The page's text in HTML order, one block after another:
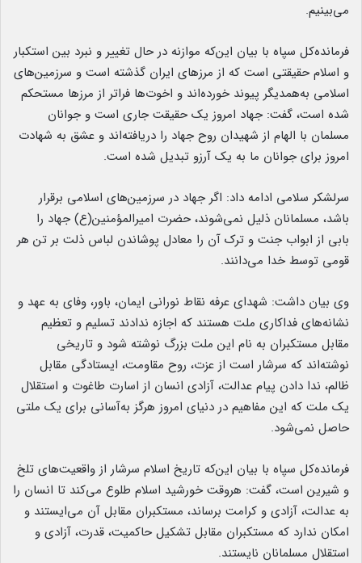
می‌بینیم.
فرمانده‌کل سپاه با بیان این‌که موازنه در حال تغییر و نبرد بین استکبار
و اسلام حقیقتی است که از مرزهای ایران گذشته است و سرزمین‌های
اسلامی به‌همدیگر پیوند خورده‌اند و اخوت‌ها فراتر از مرزها مستحکم
شده است، گفت: جهاد امروز یک حقیقت جاری است و جوانان
مسلمان با الهام از شهیدان روح جهاد را دریافته‌اند و عشق به شهادت
امروز برای جوانان ما به یک آرزو تبدیل شده است.
سرلشکر سلامی ادامه داد: اگر جهاد در سرزمین‌های اسلامی برقرار
باشد، مسلمانان ذلیل نمی‌شوند، حضرت امیرالمؤمنین(ع) جهاد را
بابی از ابواب جنت و ترک آن را معادل پوشاندن لباس ذلت بر تن هر
قومی توسط خدا می‌دانند.
وی بیان داشت: شهدای عرفه نقاط نورانی ایمان، باور، وفای به عهد و
نشانه‌های فداکاری ملت هستند که اجازه ندادند تسلیم و تعظیم
مقابل مستکبران به نام این ملت بزرگ نوشته شود و تاریخی
نوشته‌اند که سرشار است از عزت، روح مقاومت، ایستادگی مقابل
ظالم، ندا دادن پیام عدالت، آزادی انسان از اسارت طاغوت و استقلال
یک ملت که این مفاهیم در دنیای امروز هرگز به‌آسانی برای یک ملتی
حاصل نمی‌شود.
فرمانده‌کل سپاه با بیان این‌که تاریخ اسلام سرشار از واقعیت‌های تلخ
و شیرین است، گفت: هروقت خورشید اسلام طلوع می‌کند تا انسان را
به عدالت، آزادی و کرامت برساند، مستکبران مقابل آن می‌ایستند و
امکان ندارد که مستکبران مقابل تشکیل حاکمیت، قدرت، آزادی و
استقلال مسلمانان نایستند.